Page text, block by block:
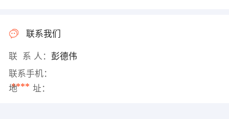
联系我们
联 系 人： 彭德伟
联系手机：
****
地 址：